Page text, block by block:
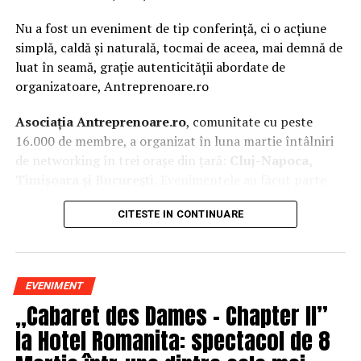
Nu a fost un eveniment de tip conferință, ci o acțiune
simplă, caldă și naturală, tocmai de aceea, mai demnă de
luat în seamă, grație autenticității abordate de
organizatoare, Antreprenoare.ro
Asociația Antreprenoare.ro, comunitate cu peste
16.000 de membre, a organizat în luna martie întâlniri
de networking în trei orașe din țară:
Cluj-Napoca,
campania națională„Aleg să fiu vizibilă„, o
inițiativă care combină sesiuni de fotografie de brand
prezentă, cu numele tău și cu afacerea ta, în spațiul
public.
La Cluj-Napoca, sesiunile foto au fost susținute de doi
fotografi profesioniști:Valentina Mihalache
(lightsun.ro) șiDeni Sîrb(DA Studio). Valentina a venit
CITESTE IN CONTINUARE
EVENIMENT
„Cabaret des Dames – Chapter II”
la Hotel Romanita: spectacol de 8